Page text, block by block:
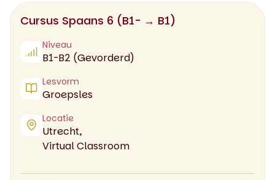
Cursus Spaans 6 (B1- → B1)
Niveau
B1-B2 (Gevorderd)
Lesvorm
Groepsles
Locatie
Utrecht,
Virtual Classroom